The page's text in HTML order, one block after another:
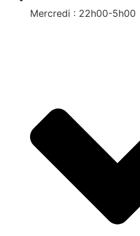
Mercredi : 22h00-5h00